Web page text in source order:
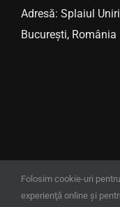
Adresă: Splaiul
București, România
Folosim cookie-uri
experienţă online şi